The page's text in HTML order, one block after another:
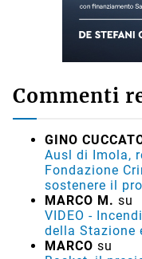
Commenti
GINO
Ausl di Imola,
Fondazione
sostenere il
MARCO M. su
VIDEO -
della Stazione
MARCO su